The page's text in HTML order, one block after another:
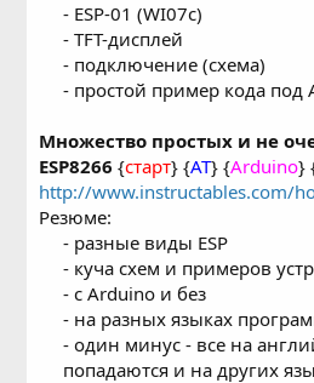
- ESP-01 (WI07c)
- TFT-дисплей
- подключение (схема)
- простой пример кода под
Множество простых и не
ESP8266 {старт} {AT} {Arduino}
http://www.instructables.com/
Резюме:
- разные виды ESP
- куча схем и примеров
- с Arduino и без
- на разных языках
- один минус - все на
попадаются и на других